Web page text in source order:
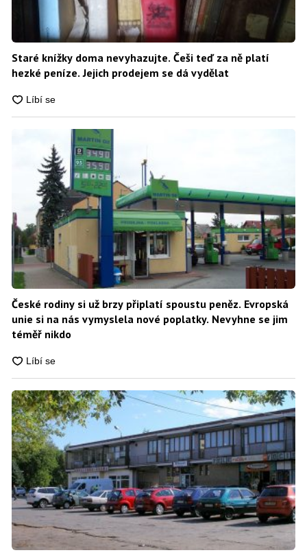
Staré knížky doma nevyhazujte. Češi teď za ně platí
hezké peníze. Jejich prodejem se dá vydělat
České rodiny si už brzy připlatí spoustu peněz. Evropská
unie si na nás vymyslela nové poplatky. Nevyhne se jim
téměř nikdo